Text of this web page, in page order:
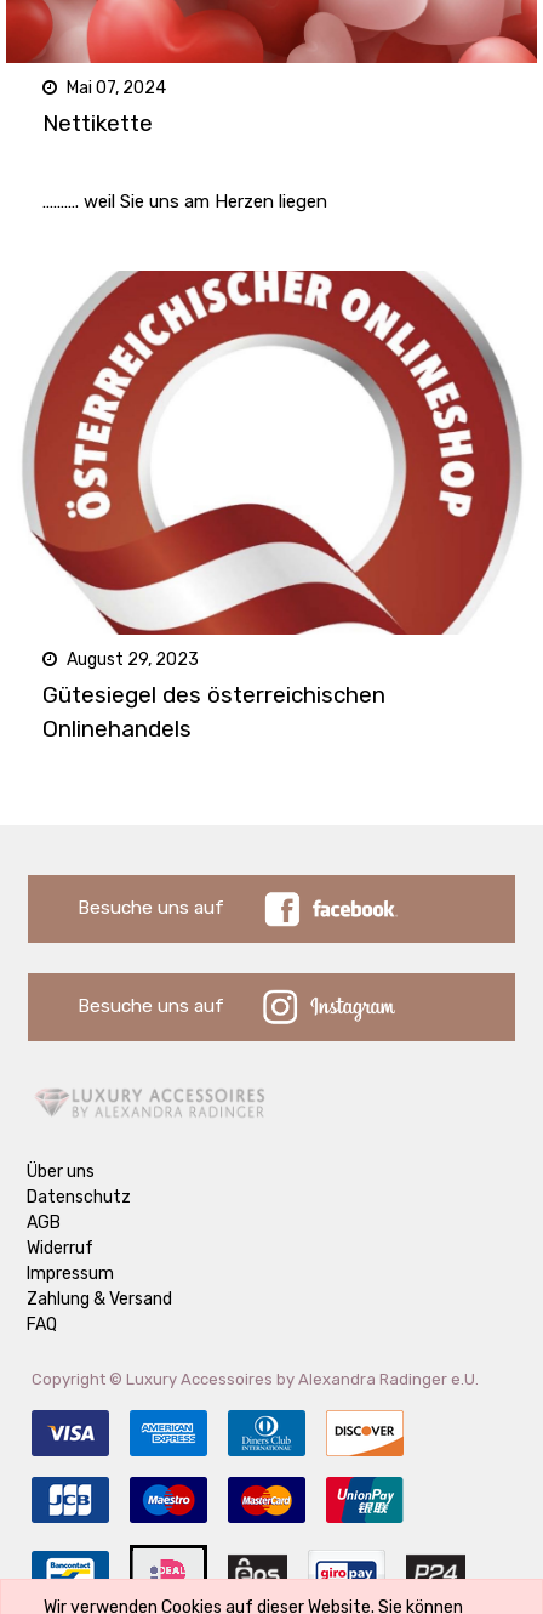
Wir verwenden Cookies auf dieser Website. Sie können
Mai 07, 2024
Nettikette
………. weil Sie uns am Herzen liegen
August 29, 2023
Gütesiegel des österreichischen
Onlinehandels
Besuche uns auf
Besuche uns auf
Über uns
Datenschutz
AGB
Widerruf
Impressum
Zahlung & Versand
FAQ
Copyright © Luxury Accessoires by Alexandra Radinger e.U.